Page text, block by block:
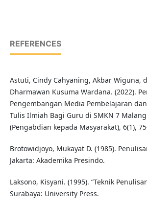
REFERENCES
Astuti, Cindy Cahyaning, Akbar Wiguna,
Dharmawan Kusuma Wardana. (2022).
Pengembangan Media Pembelajaran
Tulis Ilmiah Bagi Guru di SMKN 7
(Pengabdian kepada Masyarakat), 6(1),
Brotowidjoyo, Mukayat D. (1985).
Jakarta: Akademika Presindo.
Laksono, Kisyani. (1995). “Teknik
Surabaya: University Press.